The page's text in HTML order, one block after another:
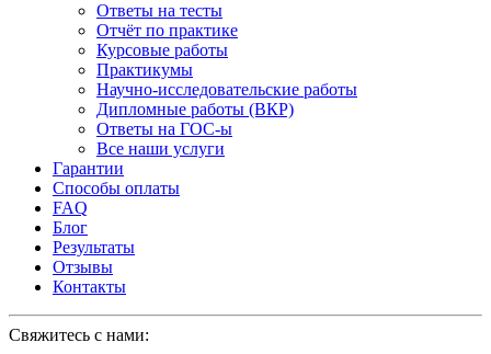
Ответы на тесты
Отчёт по практике
Курсовые работы
Практикумы
Научно-исследовательские работы
Дипломные работы (ВКР)
Ответы на ГОС-ы
Все наши услуги
Гарантии
Способы оплаты
FAQ
Блог
Результаты
Отзывы
Контакты
Свяжитесь с нами: